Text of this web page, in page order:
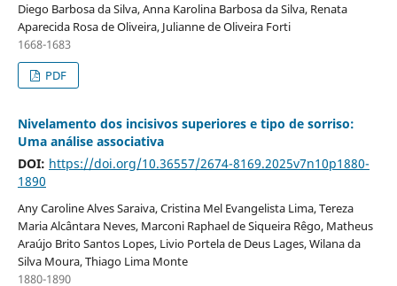
Diego Barbosa da Silva, Anna Karolina Barbosa da Silva, Renata
Aparecida Rosa de Oliveira, Julianne de Oliveira Forti
1668-1683
PDF
Nivelamento dos incisivos superiores e tipo de sorriso:
Uma análise associativa
DOI: https://doi.org/10.36557/2674-8169.2025v7n10p1880-
1890
Any Caroline Alves Saraiva, Cristina Mel Evangelista Lima, Tereza
Maria Alcântara Neves, Marconi Raphael de Siqueira Rêgo, Matheus
Araújo Brito Santos Lopes, Livio Portela de Deus Lages, Wilana da
Silva Moura, Thiago Lima Monte
1880-1890